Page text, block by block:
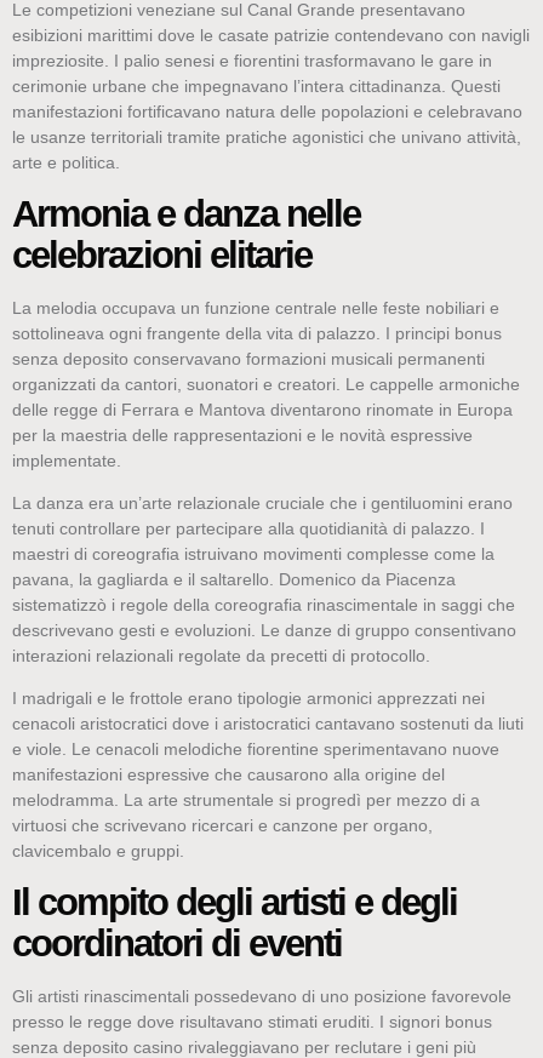
Le competizioni veneziane sul Canal Grande presentavano
esibizioni marittimi dove le casate patrizie contendevano con navigli
impreziosite. I palio senesi e fiorentini trasformavano le gare in
cerimonie urbane che impegnavano l’intera cittadinanza. Questi
manifestazioni fortificavano natura delle popolazioni e celebravano
le usanze territoriali tramite pratiche agonistici che univano attività,
arte e politica.
Armonia e danza nelle
celebrazioni elitarie
La melodia occupava un funzione centrale nelle feste nobiliari e
sottolineava ogni frangente della vita di palazzo. I principi bonus
senza deposito conservavano formazioni musicali permanenti
organizzati da cantori, suonatori e creatori. Le cappelle armoniche
delle regge di Ferrara e Mantova diventarono rinomate in Europa
per la maestria delle rappresentazioni e le novità espressive
implementate.
La danza era un’arte relazionale cruciale che i gentiluomini erano
tenuti controllare per partecipare alla quotidianità di palazzo. I
maestri di coreografia istruivano movimenti complesse come la
pavana, la gagliarda e il saltarello. Domenico da Piacenza
sistematizzò i regole della coreografia rinascimentale in saggi che
descrivevano gesti e evoluzioni. Le danze di gruppo consentivano
interazioni relazionali regolate da precetti di protocollo.
I madrigali e le frottole erano tipologie armonici apprezzati nei
cenacoli aristocratici dove i aristocratici cantavano sostenuti da liuti
e viole. Le cenacoli melodiche fiorentine sperimentavano nuove
manifestazioni espressive che causarono alla origine del
melodramma. La arte strumentale si progredì per mezzo di a
virtuosi che scrivevano ricercari e canzone per organo,
clavicembalo e gruppi.
Il compito degli artisti e degli
coordinatori di eventi
Gli artisti rinascimentali possedevano di uno posizione favorevole
presso le regge dove risultavano stimati eruditi. I signori bonus
senza deposito casino rivaleggiavano per reclutare i geni più